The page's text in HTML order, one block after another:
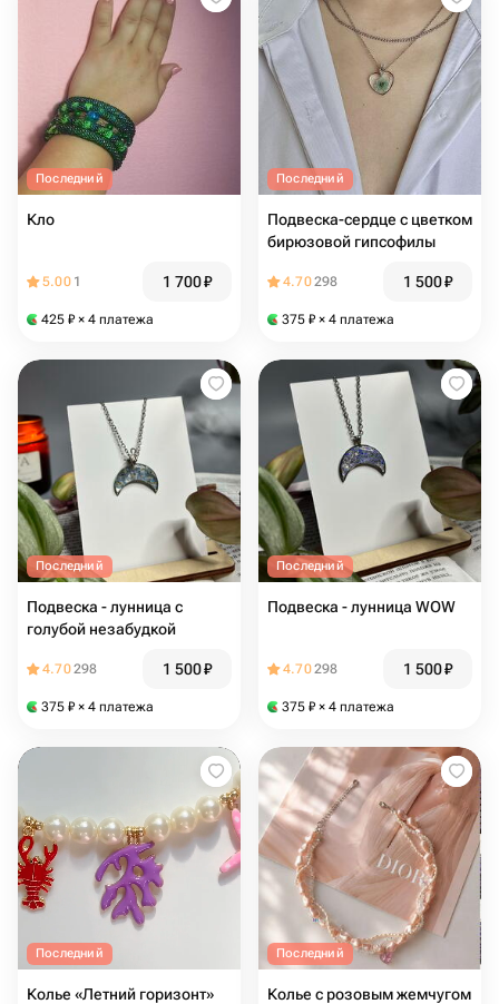
Последний
Кло
5.00 1 1 700₽
425 ₽ × 4 платежа
Последний
Подвеска-сердце с цветком
бирюзовой гипсофилы
4.70298 1 500₽
375 ₽ × 4 платежа
Последний
Подвеска - лунница с
голубой незабудкой
4.70298 1 500₽
375 ₽ × 4 платежа
Последний
Подвеска - лунница WOW
4.70298 1 500₽
375 ₽ × 4 платежа
Последний
Колье «Летний горизонт»
Последний
Колье с розовым жемчугом